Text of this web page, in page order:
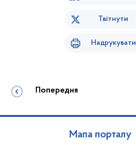
Твітнути
Надрукувати
Попередня
Мапа порталу